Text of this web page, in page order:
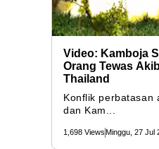
Video: Kamboja
Orang Tewas
Thailand
Konflik perbatasan
dan Kam...
1,698 Views Minggu, 27 Jul